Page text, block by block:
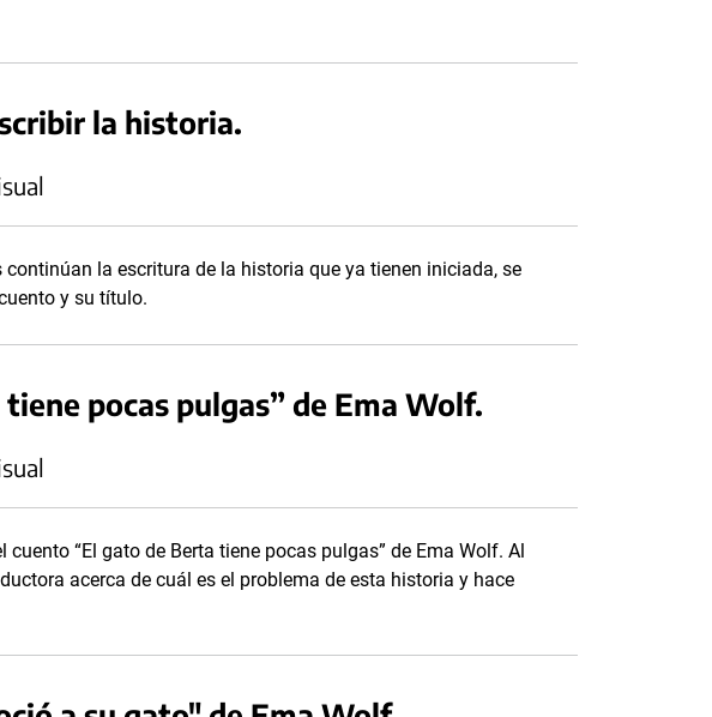
la historia.
la escritura de la historia que ya tienen iniciada, se
y su título.
pocas pulgas” de Ema Wolf.
cuento “El gato de Berta tiene pocas pulgas” de Ema Wolf. Al
acerca de cuál es el problema de esta historia y hace